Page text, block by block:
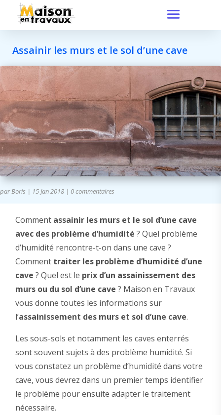
Assainir les murs et le sol d’une cave
parBoris | 15 Jan 2018 | 0 commentaires
Comment assainir les murs et le sol d’une cave
avec des problème d’humidité ? Quel problème
d’humidité rencontre-t-on dans une cave ?
Comment traiter les problème d’humidité d’une
cave ? Quel est le prix d’un assainissement des
murs ou du sol d’une cave ? Maison en Travaux
vous donne toutes les informations sur
l’assainissement des murs et sol d’une cave.
Les sous-sols et notamment les caves enterrés
sont souvent sujets à des problème humidité. Si
vous constatez un problème d’humidité dans votre
cave, vous devrez dans un premier temps identifier
le problème pour ensuite adapter le traitement
nécessaire.